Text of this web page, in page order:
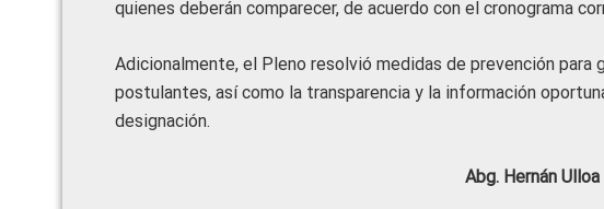
quienes deberán comparecer, de acuerdo con el cronograma
Adicionalmente, el Pleno resolvió medidas de prevención
postulantes, así como la transparencia y la información
designación.
Abg. Hernán